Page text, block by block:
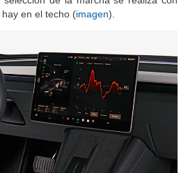
de la marcha se realiza con